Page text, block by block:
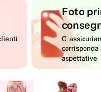
Foto
Ci
corrisponda
aspettative